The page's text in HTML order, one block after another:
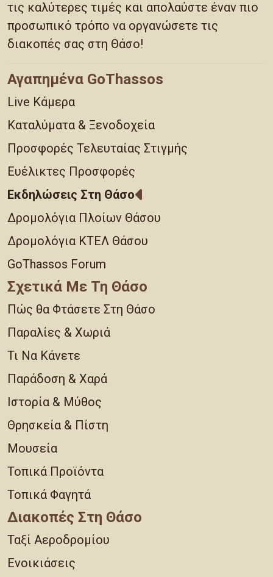
τις καλύτερες τιμές και απολαύστε έναν πιο
προσωπικό τρόπο να οργανώσετε τις
διακοπές σας στη Θάσο!
Αγαπημένα GoThassos
Live Κάμερα
Καταλύματα & Ξενοδοχεία
Προσφορές Τελευταίας Στιγμής
Ευέλικτες Προσφορές
Εκδηλώσεις Στη Θάσο
Δρομολόγια Πλοίων Θάσου
Δρομολόγια ΚΤΕΛ Θάσου
GoThassos Forum
Σχετικά Με Τη Θάσο
Πώς θα Φτάσετε Στη Θάσο
Παραλίες & Χωριά
Τι Να Κάνετε
Παράδοση & Χαρά
Ιστορία & Μύθος
Θρησκεία & Πίστη
Μουσεία
Τοπικά Προϊόντα
Τοπικά Φαγητά
Διακοπές Στη Θάσο
Ταξί Αεροδρομίου
Ενοικιάσεις